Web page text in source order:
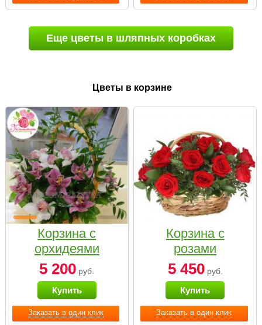
Еще цветы в шляпных коробках
Цветы в корзине
Заказать в один клик
Корзина с
орхидеями
малая
5 200 руб.
Купить
Заказать в один клик
Корзина с
розами
«Красный
Париж»
5 450руб.
Купить